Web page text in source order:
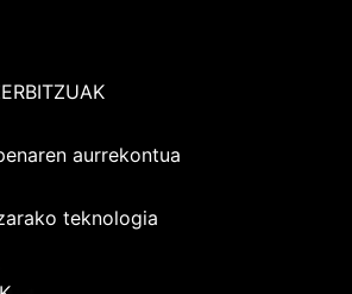
aurrekontua
teknologia